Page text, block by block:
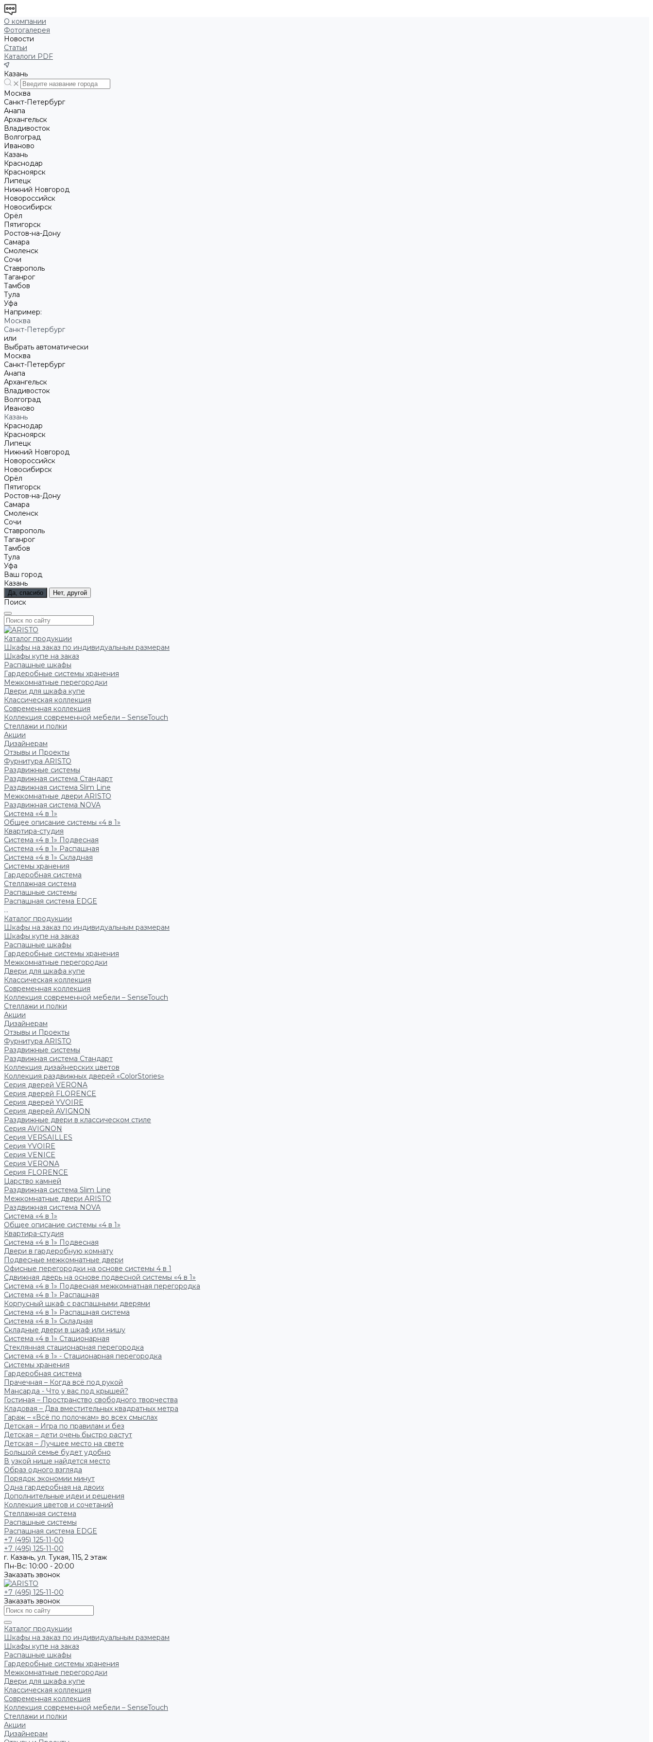
О компании
Фотогалерея
Новости
Статьи
Каталоги PDF
Казань
Москва
Санкт-Петербург
Анапа
Архангельск
Владивосток
Волгоград
Иваново
Казань
Краснодар
Красноярск
Липецк
Нижний Новгород
Новороссийск
Новосибирск
Орёл
Пятигорск
Ростов-на-Дону
Самара
Смоленск
Сочи
Ставрополь
Таганрог
Тамбов
Тула
Уфа
Например:
Москва
Санкт-Петербург
или
Выбрать автоматически
Москва
Санкт-Петербург
Анапа
Архангельск
Владивосток
Волгоград
Иваново
Казань
Краснодар
Красноярск
Липецк
Нижний Новгород
Новороссийск
Новосибирск
Орёл
Пятигорск
Ростов-на-Дону
Самара
Смоленск
Сочи
Ставрополь
Таганрог
Тамбов
Тула
Уфа
Ваш город
Казань
Да, спасибо Нет, другой
Поиск
Каталог продукции
Шкафы на заказ по индивидуальным размерам
Шкафы купе на заказ
Распашные шкафы
Гардеробные системы хранения
Межкомнатные перегородки
Двери для шкафа купе
Классическая коллекция
Современная коллекция
Коллекция современной мебели – SenseTouch
Стеллажи и полки
Акции
Дизайнерам
Отзывы и Проекты
Фурнитура ARISTO
Раздвижные системы
Раздвижная система Стандарт
Раздвижная система Slim Line
Межкомнатные двери ARISTO
Раздвижная система NOVA
Система «4 в 1»
Общее описание системы «4 в 1»
Квартира-студия
Система «4 в 1» Подвесная
Система «4 в 1» Распашная
Система «4 в 1» Складная
Системы хранения
Гардеробная система
Стеллажная система
Распашные системы
Распашная система EDGE
...
Каталог продукции
Шкафы на заказ по индивидуальным размерам
Шкафы купе на заказ
Распашные шкафы
Гардеробные системы хранения
Межкомнатные перегородки
Двери для шкафа купе
Классическая коллекция
Современная коллекция
Коллекция современной мебели – SenseTouch
Стеллажи и полки
Акции
Дизайнерам
Отзывы и Проекты
Фурнитура ARISTO
Раздвижные системы
Раздвижная система Стандарт
Коллекция дизайнерских цветов
Коллекция раздвижных дверей «ColorStories»
Серия дверей VERONA
Серия дверей FLORENCE
Серия дверей YVOIRE
Серия дверей AVIGNON
Раздвижные двери в классическом стиле
Серия AVIGNON
Серия VERSAILLES
Серия YVOIRE
Серия VENICE
Серия VERONA
Серия FLORENCE
Царство камней
Раздвижная система Slim Line
Межкомнатные двери ARISTO
Раздвижная система NOVA
Система «4 в 1»
Общее описание системы «4 в 1»
Квартира-студия
Система «4 в 1» Подвесная
Двери в гардеробную комнату
Подвесные межкомнатные двери
Офисные перегородки на основе системы 4 в 1
Сдвижная дверь на основе подвесной системы «4 в 1»
Система «4 в 1» Подвесная межкомнатная перегородка
Система «4 в 1» Распашная
Корпусный шкаф с распашными дверями
Система «4 в 1» Распашная система
Система «4 в 1» Складная
Складные двери в шкаф или нишу
Система «4 в 1» Стационарная
Стеклянная стационарная перегородка
Система «4 в 1» - Стационарная перегородка
Системы хранения
Гардеробная система
Прачечная – Когда всё под рукой
Мансарда - Что у вас под крышей?
Гостиная – Пространство свободного творчества
Кладовая – Два вместительных квадратных метра
Гараж – «Всё по полочкам» во всех смыслах
Детская – Игра по правилам и без
Детская – дети очень быстро растут
Детская – Лучшее место на свете
Большой семье будет удобно
В узкой нише найдется место
Образ одного взгляда
Порядок экономии минут
Одна гардеробная на двоих
Дополнительные идеи и решения
Коллекция цветов и сочетаний
Стеллажная система
Распашные системы
Распашная система EDGE
+7 (495) 125-11-00
+7 (495) 125-11-00
г. Казань, ул. Тукая, 115, 2 этаж
Пн-Вс: 10:00 - 20:00
Заказать звонок
+7 (495) 125-11-00
Заказать звонок
Каталог продукции
Шкафы на заказ по индивидуальным размерам
Шкафы купе на заказ
Распашные шкафы
Гардеробные системы хранения
Межкомнатные перегородки
Двери для шкафа купе
Классическая коллекция
Современная коллекция
Коллекция современной мебели – SenseTouch
Стеллажи и полки
Акции
Дизайнерам